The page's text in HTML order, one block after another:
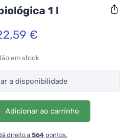
1 l
€
em stock
a disponibilidade
Adicionar ao carrinho
direito a 564pontos.